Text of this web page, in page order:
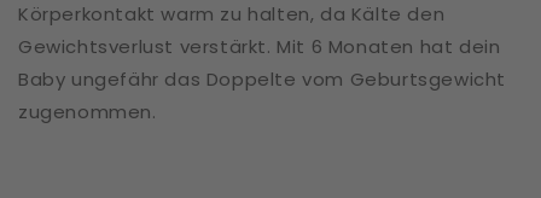
Körperkontakt warm zu halten, da Kälte den
Gewichtsverlust verstärkt. Mit 6 Monaten hat dein
Baby ungefähr das Doppelte vom Geburtsgewicht
zugenommen.